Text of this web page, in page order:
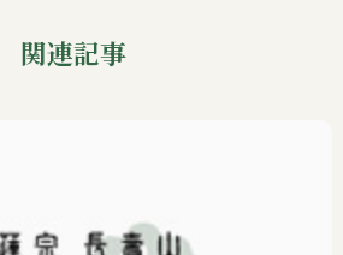
関連記事